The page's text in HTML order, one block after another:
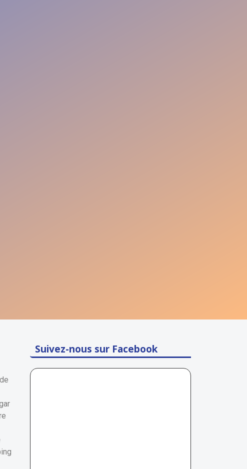
Suivez-nous sur Facebook